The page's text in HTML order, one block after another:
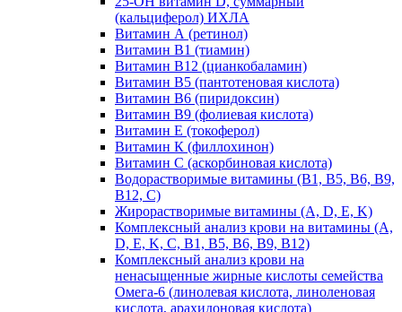
(кальциферол) ИХЛА
Витамин А (ретинол)
Витамин В1 (тиамин)
Витамин В12 (цианкобаламин)
Витамин В5 (пантотеновая кислота)
Витамин В6 (пиридоксин)
Витамин В9 (фолиевая кислота)
Витамин Е (токоферол)
Витамин К (филлохинон)
Витамин С (аскорбиновая кислота)
Водорастворимые витамины (B1, B5, B6, В9,
В12, С)
Жирорастворимые витамины (A, D, E, K)
Комплексный анализ крови на витамины (A,
D, E, K, C, B1, B5, B6, В9, B12)
Комплексный анализ крови на
ненасыщенные жирные кислоты семейства
Омега-6 (линолевая кислота, линоленовая
кислота, арахидоновая кислота)